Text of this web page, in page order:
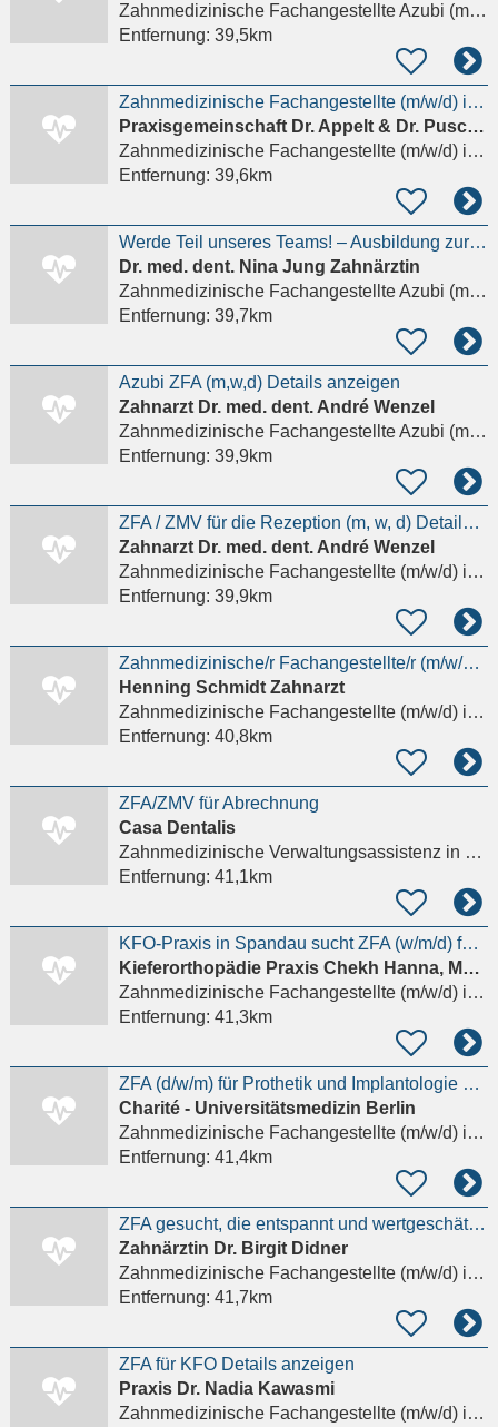
Zahnmedizinische Fachangestellte Azubi (m/w/d)
Entfernung: 39,5km
Zahnmedizinische Fachangestellte (m/w/d) in Falkensee Details anzeigen
Praxisgemeinschaft Dr. Appelt & Dr. Puschmann
Zahnmedizinische Fachangestellte (m/w/d)in Falkensee
Entfernung: 39,6km
Werde Teil unseres Teams! – Ausbildung zur/zum Zahnmedizinischen Fachangestellten (ZFA)
Dr. med. dent. Nina Jung Zahnärztin
Zahnmedizinische Fachangestellte Azubi (m/w/d)
Entfernung: 39,7km
Azubi ZFA (m,w,d) Details anzeigen
Zahnarzt Dr. med. dent. André Wenzel
Zahnmedizinische Fachangestellte Azubi (m/w/d)
Entfernung: 39,9km
ZFA / ZMV für die Rezeption (m, w, d) Details anzeigen
Zahnarzt Dr. med. dent. André Wenzel
Zahnmedizinische Fachangestellte (m/w/d)in Berlin
Entfernung: 39,9km
Zahnmedizinische/r Fachangestellte/r (m/w/d) zur Stuhlassistenz
Henning Schmidt Zahnarzt
Zahnmedizinische Fachangestellte (m/w/d)in Falkensee
Entfernung: 40,8km
ZFA/ZMV für Abrechnung
Casa Dentalis
Zahnmedizinische Verwaltungsassistenzin Berlin, Lichterfelde
Entfernung: 41,1km
KFO-Praxis in Spandau sucht ZFA (w/m/d) für die Assistenz Details anzeigen
Kieferorthopädie Praxis Chekh Hanna, MSc. Kieferorthopädie George
Zahnmedizinische Fachangestellte (m/w/d)in Berlin
Entfernung: 41,3km
ZFA (d/w/m) für Prothetik und Implantologie an der Charité gesucht Details anzeigen
Charité - Universitätsmedizin Berlin
Zahnmedizinische Fachangestellte (m/w/d)in Berlin
Entfernung: 41,4km
ZFA gesucht, die entspannt und wertgeschätzt arbeiten möchte Details anzeigen
Zahnärztin Dr. Birgit Didner
Zahnmedizinische Fachangestellte (m/w/d)in Berlin, Lichterfelde
Entfernung: 41,7km
ZFA für KFO Details anzeigen
Praxis Dr. Nadia Kawasmi
Zahnmedizinische Fachangestellte (m/w/d)in Berlin, Lichterfelde